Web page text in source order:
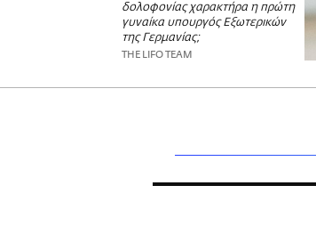
δολοφονίας χαρακτήρα η πρώτη
γυναίκα υπουργός Εξωτερικών
της Γερμανίας;
THE LIFO TEAM